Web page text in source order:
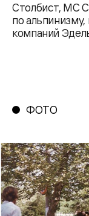
Столбист, МС
по
компаний
ФОТО